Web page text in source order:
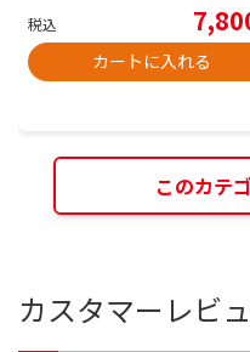
税込
カートに入れる
このカテ
カスタマーレビ